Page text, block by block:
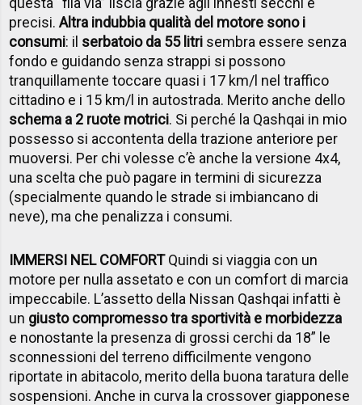
precisi.Altra indubbia qualità del motore sono i
consumi: il serbatoio da 55 litri sembra essere senza
fondo e guidando senza strappi si possono
tranquillamente toccare quasi i 17 km/l nel traffico
cittadino e i 15 km/l in autostrada. Merito anche dello
schema a 2 ruote motrici. Si perché la Qashqai in mio
possesso si accontenta della trazione anteriore per
muoversi. Per chi volesse c’è anche la versione 4x4,
una scelta che può pagare in termini di sicurezza
(specialmente quando le strade si imbiancano di
neve), ma che penalizza i consumi.
IMMERSI NEL COMFORTQuindi si viaggia con un
motore per nulla assetato e con un comfort di marcia
impeccabile. L’assetto della Nissan Qashqai infatti è
un giusto compromesso tra sportività e morbidezza
e nonostante la presenza di grossi cerchi da 18” le
sconnessioni del terreno difficilmente vengono
riportate in abitacolo, merito della buona taratura delle
sospensioni. Anche in curva la crossover giapponese